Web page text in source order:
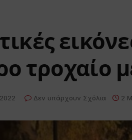
τροχαίο
Δεν υπάρχουν Σχόλια 2